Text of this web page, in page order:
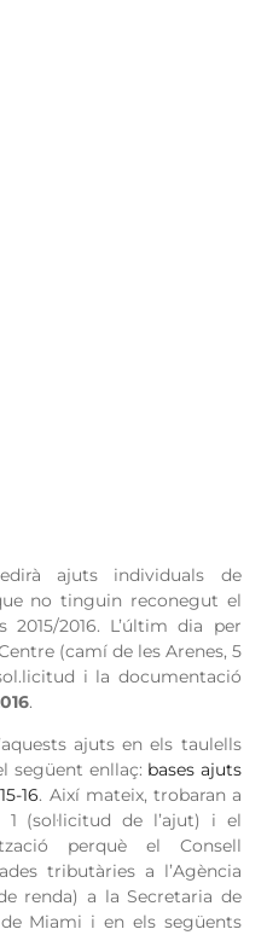
ajuts individuals de
no tinguin reconegut el
2016. L’últim dia per
(camí de les Arenes, 5
i la documentació
.
ajuts en els taulells
següent enllaç: bases ajuts
16. Així mateix, trobaran a
(sol·licitud de l’ajut) i el
perquè el Consell
tributàries a l’Agència
renda) a la Secretaria de
Miami i en els següents